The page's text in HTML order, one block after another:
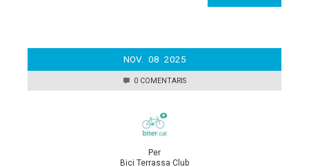
NOV. 08 2025
0 COMENTARIS
Per
Bici Terrassa Club